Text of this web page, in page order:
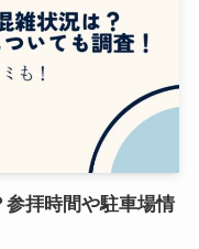
拝時間や駐車場情